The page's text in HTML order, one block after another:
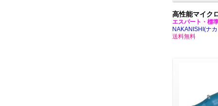
高性能マイク
エスパート・標
NAKANISHI(ナ
送料無料